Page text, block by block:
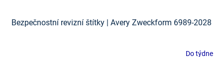
Bezpečnostní revizní štítky | Avery Zweckform 6989-2028
Do týdne